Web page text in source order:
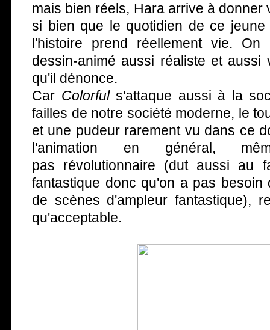
mais bien réels, Hara arrive à donner
si bien que le quotidien de ce
l'histoire prend réellement vie.
dessin-animé aussi réaliste et aussi
qu'il dénonce.
Car Colorfuls'attaque aussi à la
failles de notre société moderne, le
et une pudeur rarement vu dans ce
l'animation en général,
pas révolutionnaire (dut aussi au
fantastique donc qu'on a pas besoin
de scènes d'ampleur fantastique),
qu'acceptable.